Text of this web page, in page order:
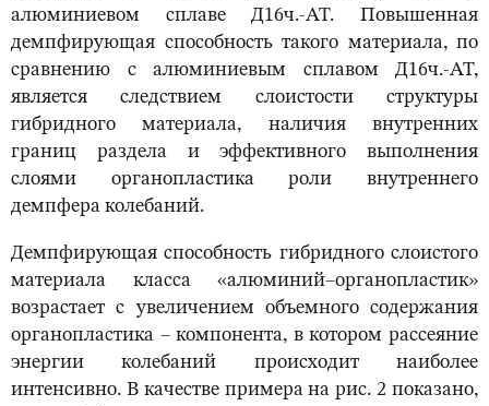
алюминиевом сплаве Д16ч.-АТ. Повышенная
демпфирующая способность такого материала, по
сравнению с алюминиевым сплавом Д16ч.-АТ,
является следствием слоистости структуры
гибридного материала, наличия внутренних
границ раздела и эффективного выполнения
слоями органопластика роли внутреннего
демпфера колебаний.
Демпфирующая способность гибридного слоистого
материала класса «алюминий–органопластик»
возрастает с увеличением объемного содержания
органопластика – компонента, в котором рассеяние
энергии колебаний происходит наиболее
интенсивно. В качестве примера на рис. 2 показано,